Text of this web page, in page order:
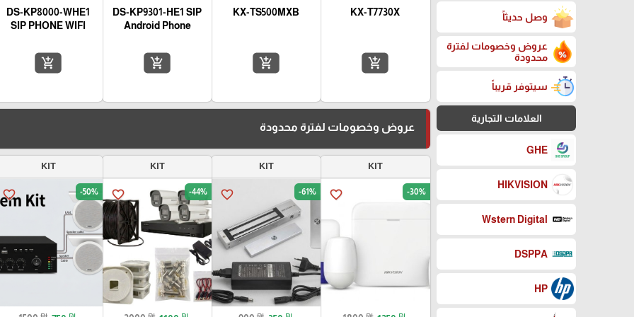
وصل حديثاً
عروض وخصومات لفترة
محدودة
سيتوفر قريباً
العلامات التجارية
GHE
HIKVISION
Wstern Digital
DSPPA
HP
KX-T7730X
add_shopping_cart
KX-TS500MXB
add_shopping_cart
DS-KP9301-HE1 SIP
Android Phone
add_shopping_cart
DS-KP8000-WHE1
SIP PHONE WIFI
add_shopping_cart
عروض وخصومات لفترة محدودة
KIT
favorite_border -30%
₪ ₪
KIT
favorite_border -61%
₪ ₪
KIT
favorite_border -44%
₪ ₪
KIT
favorite_border -50%
₪ ₪